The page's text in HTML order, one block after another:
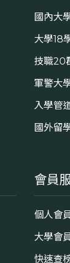
國內大
大學18
技職20
軍警大
入學管
國外留
會員
個人會
大學會
快速查